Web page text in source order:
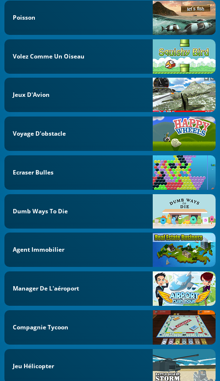
Poisson
Volez Comme Un Oiseau
Jeux D'Avion
Voyage D'obstacle
Ecraser Bulles
Dumb Ways To Die
Agent Immobilier
Manager De L'aéroport
Compagnie Tycoon
Jeu Hélicopter